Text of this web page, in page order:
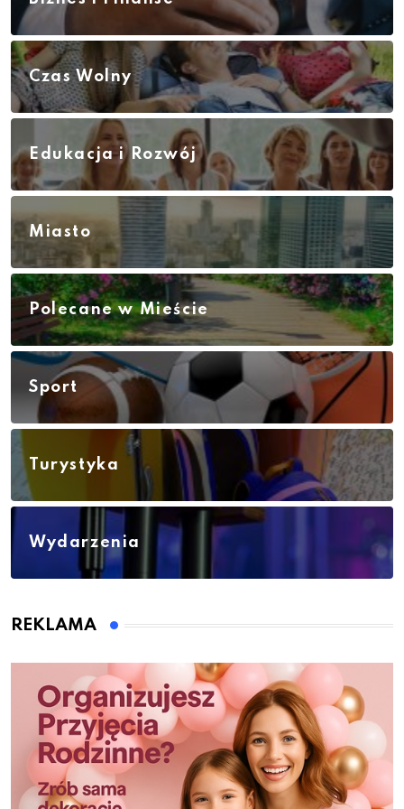
Czas Wolny
Edukacja i Rozwój
Miasto
Polecane w Mieście
Sport
Turystyka
Wydarzenia
REKLAMA